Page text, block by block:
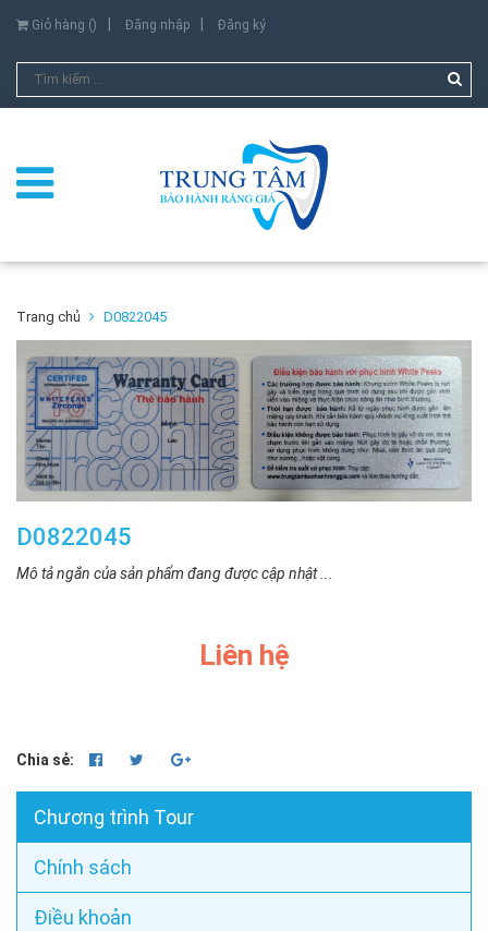
Giỏ hàng () Đăng nhập Đăng ký
Trang chủ D0822045
D0822045
Mô tả ngắn của sản phẩm đang được cập nhật ...
Liên hệ
Chia sẻ:
Chương trình Tour
Chính sách
Điều khoản